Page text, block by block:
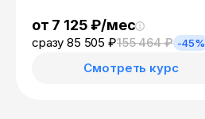
от 7 125 ₽/мес
сразу 85 505 ₽155 464 ₽ -45%
Смотреть курс